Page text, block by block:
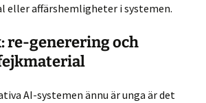
eller affärshemligheter i systemen.
re-generering och
AI-systemen ännu är unga är det